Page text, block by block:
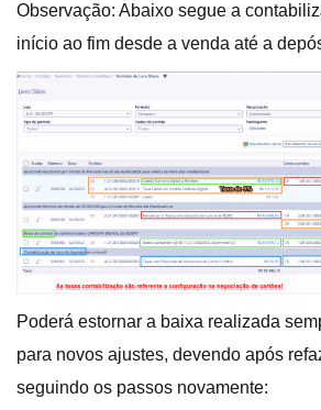
Observação: Abaixo segue a
início ao fim desde a venda até a
Poderá estornar a baixa realizada
para novos ajustes, devendo após
seguindo os passos novamente: